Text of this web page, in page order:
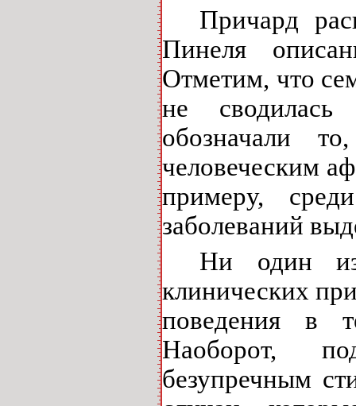
Причард
Пинеля
Отметим, что
не
обозначали
человеческим
примеру,
заболеваний
Ни один из
клинических
поведения в
Наоборот,
безупречным